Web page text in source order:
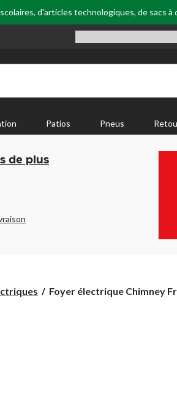
d'articles technologiques, de sacs
Patios Pneus
de plus
Foyer
Foyer électrique Chimney